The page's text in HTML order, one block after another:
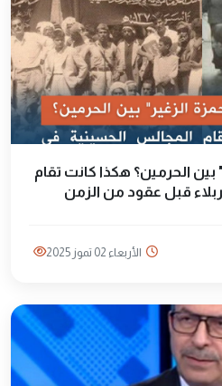
بين الحرمين؟ هكذا كانت تقام
قبل عقود من الزمن
الأربعاء 02 تموز 2025